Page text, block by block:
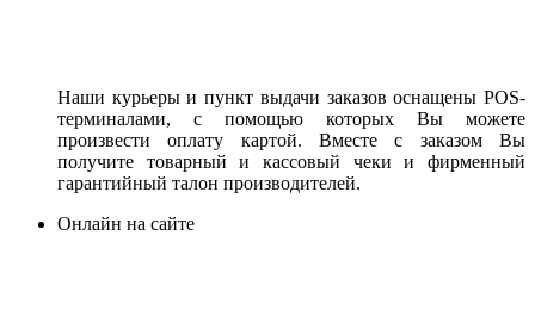
Наши курьеры и пункт выдачи заказов оснащены POS-
терминалами, с помощью которых Вы можете
произвести оплату картой. Вместе с заказом Вы
получите товарный и кассовый чеки и фирменный
гарантийный талон производителей.
Онлайн на сайте